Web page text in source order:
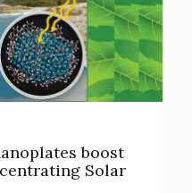
boost
Solar